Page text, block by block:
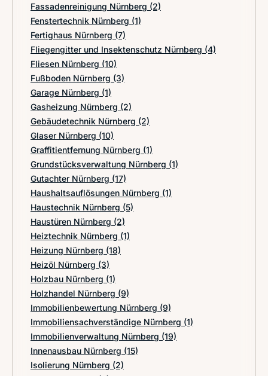
Fassadenreinigung Nürnberg (2)
Fenstertechnik Nürnberg (1)
Fertighaus Nürnberg (7)
Fliegengitter und Insektenschutz Nürnberg (4)
Fliesen Nürnberg (10)
Fußboden Nürnberg (3)
Garage Nürnberg (1)
Gasheizung Nürnberg (2)
Gebäudetechnik Nürnberg (2)
Glaser Nürnberg (10)
Graffitientfernung Nürnberg (1)
Grundstücksverwaltung Nürnberg (1)
Gutachter Nürnberg (17)
Haushaltsauflösungen Nürnberg (1)
Haustechnik Nürnberg (5)
Haustüren Nürnberg (2)
Heiztechnik Nürnberg (1)
Heizung Nürnberg (18)
Heizöl Nürnberg (3)
Holzbau Nürnberg (1)
Holzhandel Nürnberg (9)
Immobilienbewertung Nürnberg (9)
Immobiliensachverständige Nürnberg (1)
Immobilienverwaltung Nürnberg (19)
Innenausbau Nürnberg (15)
Isolierung Nürnberg (2)